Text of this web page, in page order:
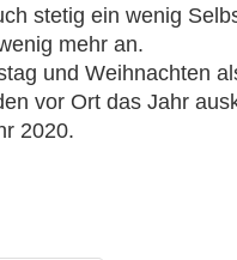
stetig ein wenig
mehr an.
und Weihnachten
vor Ort das Jahr
2020.